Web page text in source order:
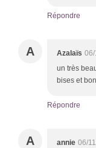
Répondre
A Azalaïs
un très
bises et
Répondre
A annie 06/